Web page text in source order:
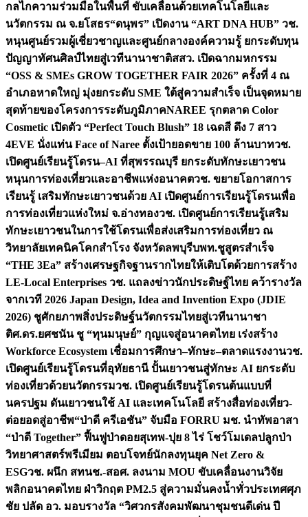
กลไกความร่วมมือในพื้นที่ ขับเคลื่อนด้วยเทคโนโลยีและ
นวัตกรรม ณ จ.ยโสธร“ดนุพร” เปิดงาน “ART DNA HUB” วช.
หนุนศูนย์รวมผู้เชี่ยวชาญและศูนย์กลางองค์ความรู้ ยกระดับทุน
ปัญญาทัศนศิลป์ไทยสู่เวทีนานาชาติสสว. เปิดฉากมหกรรม
“OSS & SMEs GROW TOGETHER FAIR 2026” ครั้งที่ 4 ณ
อำเภอหาดใหญ่ มุ่งยกระดับ SME ใต้สู่ความสำเร็จ เป็นจุดหมาย
สุดท้ายของโครงการระดับภูมิภาคNAREE รุกตลาด Color
Cosmetic เปิดตัว “Perfect Touch Blush” 18 เฉดสี ดึง 7 สาว
4EVE นั่งแท่น Face of Naree ตั้งเป้ายอดขาย 100 ล้านบาทวช.
เปิดศูนย์เรียนรู้โดรน–AI ที่สุพรรณบุรี ยกระดับทักษะเยาวชน
หนุนการท่องเที่ยวและอาชีพแห่งอนาคตวช. ขยายโอกาสการ
เรียนรู้ เสริมทักษะเยาวชนด้วย AI เปิดศูนย์การเรียนรู้โดรนเพื่อ
การท่องเที่ยวแห่งใหม่ จ.อ่างทองวช. เปิดศูนย์การเรียนรู้เสริม
ทักษะเยาวชนในการใช้โดรนเพื่อส่งเสริมการท่องเที่ยว ณ
วิทยาลัยเทคนิคโคกสำโรง จังหวัดลพบุรีบพท.ชูสูตรสำเร็จ
“THE 3Ea” สร้างเศรษฐกิจฐานรากไทยให้เติบโตด้วยการสร้าง
LE-Local Enterprises วช. แถลงข่าวนักประดิษฐ์ไทย คว้ารางวัล
จากเวที 2026 Japan Design, Idea and Invention Expo (JDIE
2026) ชูศักยภาพสิ่งประดิษฐ์นวัตกรรมไทยสู่เวทีนานาชา
ติศ.ดร.ยศชนัน ชู “ทุนมนุษย์” กุญแจสู่อนาคตไทย เร่งสร้าง
Workforce Ecosystem เชื่อมการศึกษา–ทักษะ–ตลาดแรงงานวช.
เปิดศูนย์เรียนรู้โดรนที่อุทัยธานี ปั้นเยาวชนสู่ทักษะ AI ยกระดับ
ท่องเที่ยวด้วยนวัตกรรมวช. เปิดศูนย์เรียนรู้โดรนต้นแบบที่
นครปฐม ดันเยาวชนใช้ AI และเทคโนโลยี สร้างสื่อท่องเที่ยว-
ต่อยอดสู่อาชีพ“ป่าดี ครีเอชัน” จับมือ FORRU มช. นำทัพอาสา
“ป่าดี Together” ฟื้นฟูป่าดอยสุเทพ-ปุย 8 ไร่ โชว์โมเดลปลูกป่า
วิทยาศาสตร์พรีเมียม ตอบโจทย์นักลงทุนยุค Net Zero &
ESGวช. ผนึก สทนช.-สอศ. ลงนาม MOU ขับเคลื่อนงานวิจัย
พลิกอนาคตไทย ฝ่าวิกฤต PM2.5 สู่ความมั่นคงน้ำทั่วประเทศศุภ
ชัย ปลัด อว. มอบรางวัล “วิศวกรสังคมพัฒนาชุมชนดีเด่น ปี